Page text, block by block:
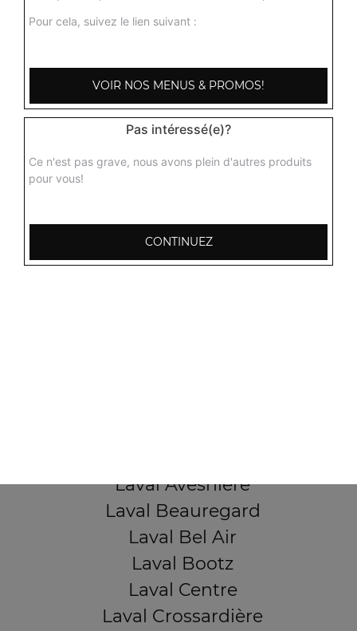
Laval Avesnière
Laval Beauregard
Laval Bel Air
Laval Bootz
Laval Centre
Laval Crossardière
Pour cela, suivez le lien suivant :
VOIR NOS MENUS & PROMOS!
Pas intéressé(e)?
Ce n'est pas grave, nous avons plein d'autres produits
pour vous!
CONTINUEZ